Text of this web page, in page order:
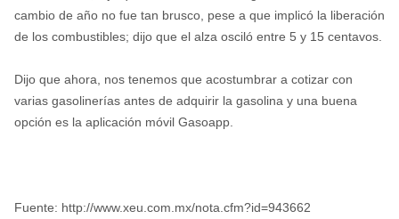
cambio de año no fue tan brusco, pese a que implicó la liberación
de los combustibles; dijo que el alza osciló entre 5 y 15 centavos.
Dijo que ahora, nos tenemos que acostumbrar a cotizar con
varias gasolinerías antes de adquirir la gasolina y una buena
opción es la aplicación móvil Gasoapp.
Fuente: http://www.xeu.com.mx/nota.cfm?id=943662